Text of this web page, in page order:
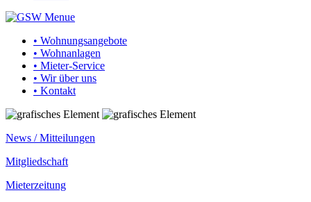
• Wohnungsangebote
• Wohnanlagen
• Mieter-Service
• Wir über uns
• Kontakt
News / Mitteilungen
Mitgliedschaft
Mieterzeitung